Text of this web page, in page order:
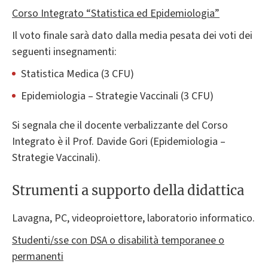
Corso Integrato “Statistica ed Epidemiologia”
Il voto finale sarà dato dalla media pesata dei voti dei
seguenti insegnamenti:
Statistica Medica (3 CFU)
Epidemiologia – Strategie Vaccinali (3 CFU)
Si segnala che il docente verbalizzante del Corso
Integrato è il Prof. Davide Gori (Epidemiologia –
Strategie Vaccinali).
Strumenti a supporto della didattica
Lavagna, PC, videoproiettore, laboratorio informatico.
Studenti/sse con DSA o disabilità temporanee o
permanenti